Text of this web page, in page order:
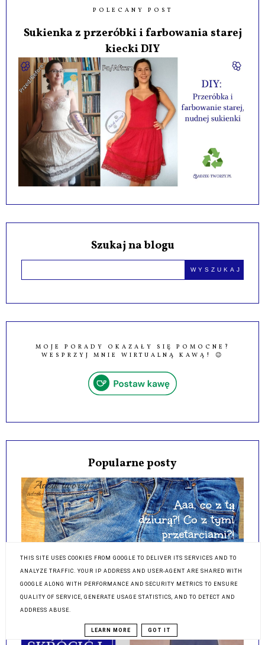
POLECANY POST
Sukienka z przeróbki i farbowania starej
kiecki DIY
Szukaj na blogu
MOJE PORADY OKAZAŁY SIĘ POMOCNE?
WESPRZYJ MNIE WIRTUALNĄ KAWĄ! 😉
Popularne posty
JAK NAPRAWIĆ SPODNIE 👖 PRZETARTE LUB
DZIURAWE W KROKU DIY ♻️
THIS SITE USES COOKIES FROM GOOGLE TO DELIVER ITS SERVICES AND TO
ANALYZE TRAFFIC. YOUR IP ADDRESS AND USER-AGENT ARE SHARED WITH
GOOGLE ALONG WITH PERFORMANCE AND SECURITY METRICS TO ENSURE
QUALITY OF SERVICE, GENERATE USAGE STATISTICS, AND TO DETECT AND
ADDRESS ABUSE.
LEARN MORE GOT IT